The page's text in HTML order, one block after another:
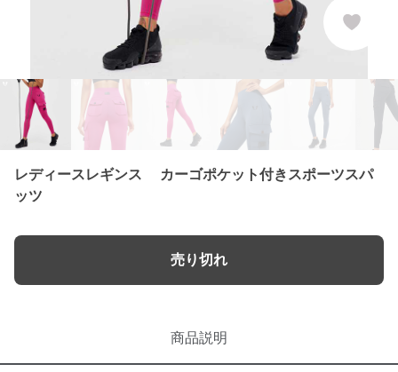
レディースレギンス カーゴポケット付きスポーツスパ
ッツ
売り切れ
商品説明